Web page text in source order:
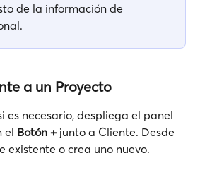
de la información de
a un Proyecto
es necesario, despliega el panel
el Botón + junto a Cliente. Desde
existente o crea uno nuevo.